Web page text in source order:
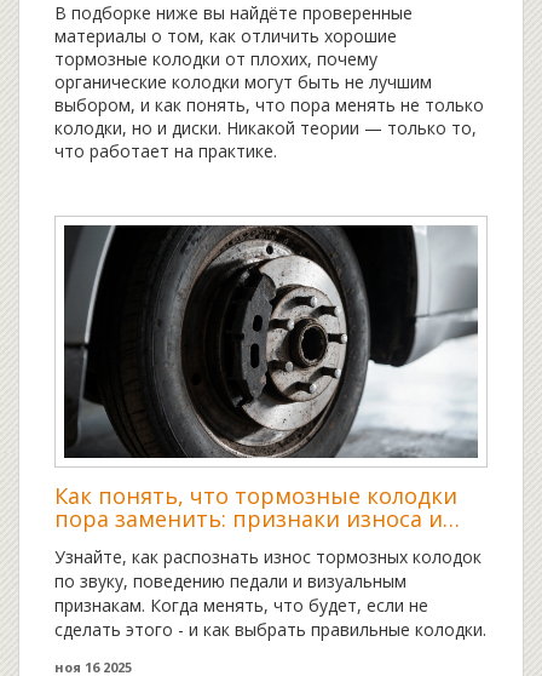
В подборке ниже вы найдёте проверенные
материалы о том, как отличить хорошие
тормозные колодки от плохих, почему
органические колодки могут быть не лучшим
выбором, и как понять, что пора менять не только
колодки, но и диски. Никакой теории — только то,
что работает на практике.
Как понять, что тормозные колодки
пора заменить: признаки износа и
когда действовать
Узнайте, как распознать износ тормозных колодок
по звуку, поведению педали и визуальным
признакам. Когда менять, что будет, если не
сделать этого - и как выбрать правильные колодки.
ноя 16 2025